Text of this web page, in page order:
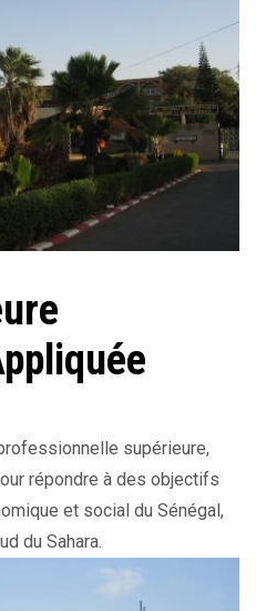
supérieure,
répondre à des objectifs
et social du Sénégal,
du Sahara.